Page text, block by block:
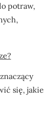
potraw,
się, jakie